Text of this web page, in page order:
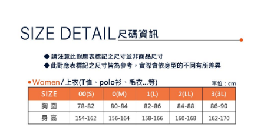
【繳款方式說明】
1.分期款項不併入電信帳單，「大哥付你分期」於每月結算日後寄送繳費提
2.透過簡訊連結打開帳單後，可選擇「超商條碼／台灣大直營門市／銀行轉
【注意事項】
1.本服務係由「台灣大哥大股份有限公司」（以下簡稱本公司）所提供，讓
用戶於交易時，得透過本服務購買商品或服務，並由商店將買賣／分期付款
３．安心：先確認商品／服務後，再付款。
１．於結帳方式選擇「AFTEE先享後付」後，將跳轉至「AFTEE先享後付」
結帳頁面，進行簡訊認證並確認金額後，即可完成結帳。
２．訂單成立數日內，您將收到繳費通知簡訊。
３．收到繳費通知簡訊後14天內，點擊此簡訊中的連結，可透過四大超商／
ATM／網路銀行／等多元方式進行付款，方視為交易完成。
※ 請注意：結帳手續完成當下不需立刻繳費，但若您需要取消訂單，請聯絡
購買商品的店家。未經商家同意取消之訂單仍視為有效，需透過AFTEE先享
全家取貨付款
付款後全家取貨
每筆NT$80，滿NT$2,000(含以上)免運費
萊爾富取貨付款
每筆NT$80，滿NT$2,000(含以上)免運費